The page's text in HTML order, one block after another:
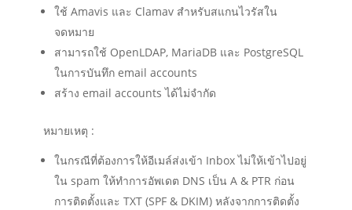
ใช้ Amavis และ Clamav สำหรับสแกนไวรัสใน
จดหมาย
สามารถใช้ OpenLDAP, MariaDB และ PostgreSQL
ในการบันทึก email accounts
สร้าง email accounts ได้ไม่จำกัด
หมายเหตุ :
ในกรณีที่ต้องการให้อีเมล์ส่งเข้า Inbox ไม่ให้เข้าไปอยู่
ใน spam ให้ทำการอัพเดต DNS เป็น A & PTR ก่อน
การติดตั้งและ TXT (SPF & DKIM) หลังจากการติดตั้ง